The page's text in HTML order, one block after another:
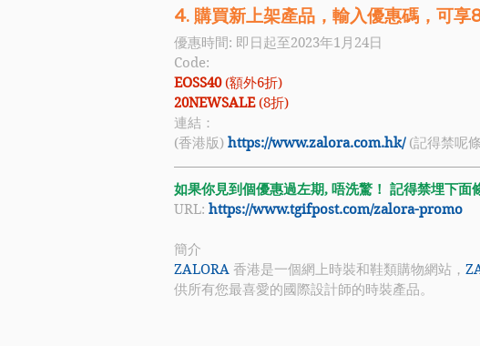
4. 購買新上架產品，輸入優惠碼，可享
優惠時間: 即日起至2023年1月24日
Code:
EOSS40 (額外6折)
20NEWSALE (8折)
連結：
(香港版) https://www.zalora.com.hk/ (記得禁呢
如果你見到個優惠過左期, 唔洗驚！ 記得禁埋下
URL: https://www.tgifpost.com/zalora-promo
簡介
ZALORA 香港是一個網上時裝和鞋類購物網站，
供所有您最喜愛的國際設計師的時裝產品。